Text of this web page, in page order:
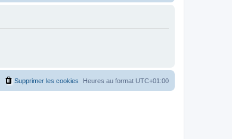
Heures au format UTC+01:00
Supprimer les cookies